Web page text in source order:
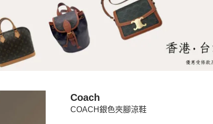
COACH銀色夾腳涼鞋
Coach